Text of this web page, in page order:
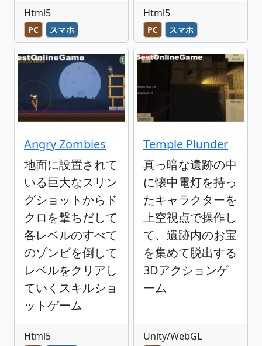
Html5
PC スマホ
Html5
PC スマホ
Angry Zombies
地面に設置されて
いる巨大なスリン
グショットからド
クロを撃ちだして
各レベルのすべて
のゾンビを倒して
レベルをクリアし
ていくスキルショ
ットゲーム
Html5
Temple Plunder
真っ暗な遺跡の中
に懐中電灯を持っ
たキャラクターを
上空視点で操作し
て、遺跡内のお宝
を集めて脱出する
3Dアクションゲ
ーム
Unity/WebGL